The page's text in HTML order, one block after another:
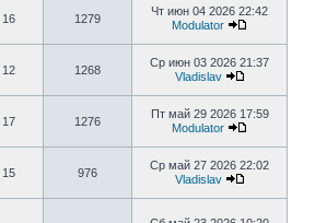
16 1279
Чт июн 04 2026 22:42
Modulator
12 1268
Ср июн 03 2026 21:37
Vladislav
17 1276
Пт май 29 2026 17:59
Modulator
15 976
Ср май 27 2026 22:02
Vladislav